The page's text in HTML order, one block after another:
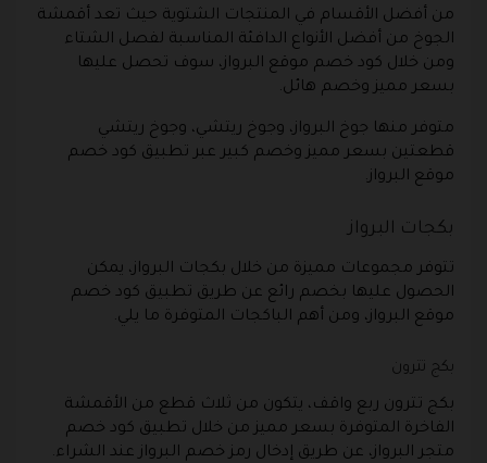
من أفضل الأقسام في المنتجات الشتوية حيث تعد أقمشة
الجوخ من أفضل الأنواع الدافئة المناسبة لفصل الشتاء
ومن خلال كود خصم موقع البرواز، سوف تحصل عليها
بسعر مميز وخصم هائل.
متوفر منها جوخ البرواز، وجوخ ريتشي، وجوخ ريتشي
قطعتين بسعر مميز وخصم كبير عبر تطبيق كود خصم
موقع البرواز.
بكجات البرواز
تتوفر مجموعات مميزة من خلال بكجات البرواز، يمكن
الحصول عليها بخصم رائع عن طريق تطبيق كود خصم
موقع البرواز، ومن أهم الباكجات المتوفرة ما يلي.
بكج تترون
بكج تترون ربع واقف، يتكون من ثلاث قطع من الأقمشة
الفاخرة المتوفرة بسعر مميز من خلال تطبيق كود خصم
متجر البرواز، عن طريق إدخال رمز خصم البرواز عند الشراء.